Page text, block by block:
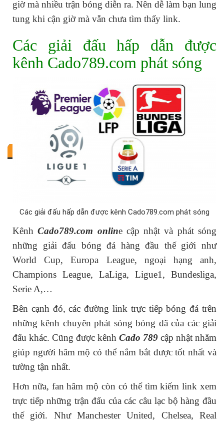
giờ mà nhiều trận bóng diễn ra. Nên dễ làm bạn lung
tung khi cận giờ mà vẫn chưa tìm thấy link.
Các giải đấu hấp dẫn được
kênh Cado789.com phát sóng
Các giải đấu hấp dẫn được kênh Cado789.com phát sóng
KênhCado789.com online cập nhật và phát sóng
những giải đấu bóng đá hàng đầu thế giới như
World Cup, Europa League, ngoại hạng anh,
Champions League, LaLiga, Ligue1, Bundesliga,
Serie A,…
Bên cạnh đó, các đường link trực tiếp bóng đá trên
những kênh chuyên phát sóng bóng đã của các giải
đấu khác. Cũng được kênh Cado 789 cập nhật nhằm
giúp người hâm mộ có thể nắm bắt được tốt nhất và
tường tận nhất.
Hơn nữa, fan hâm mộ còn có thể tìm kiếm link xem
trực tiếp những trận đấu của các câu lạc bộ hàng đầu
thế giới. Như Manchester United, Chelsea, Real